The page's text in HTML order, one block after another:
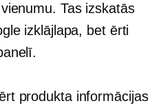
Tas izskatās
izklājlapa, bet ērti
produkta informācijas